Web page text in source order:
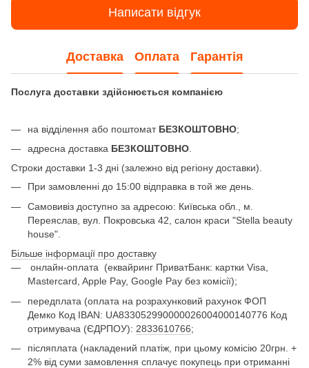
Написати відгук
Доставка Оплата Гарантія
Послуга доставки здійснюється компанією
на відділення або поштомат БЕЗКОШТОВНО;
адресна доставка БЕЗКОШТОВНО
Строки доставки 1-3 дні (залежно від регіону доставки).
При замовленні до 15:00 відправка в той же день.
Самовивіз доступно за адресою: Київська обл., м.
Переяслав, вул. Покровська 42, салон краси "Stella beauty
house".
Більше інформації про доставку
онлайн-оплата
(еквайринг ПриватБанк: картки Visa,
Mastercard, Apple Pay, Google Pay без комісії);
передплата (оплата на розрахунковий рахунок ФОП
Демко Код IBAN: UA833052990000026004000140776 Код
отримувача (ЄДРПОУ): 2833610766;
післяплата (накладений платіж, при цьому комісію 20грн. +
2% від суми замовлення сплачує покупець при отриманні